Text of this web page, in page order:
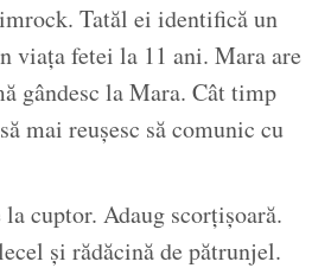
Tatăl ei identifică un
viața fetei la 11 ani. Mara are
gândesc la Mara. Cât timp
mai reușesc să comunic cu
la cuptor. Adaug scorțișoară.
și rădăcină de pătrunjel.